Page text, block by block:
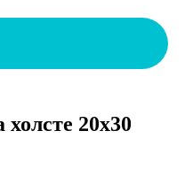
холсте 20х30